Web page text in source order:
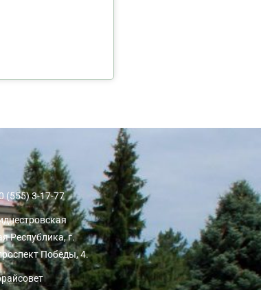
(555) 3-17-77
Республика, г.
Победы, 4.